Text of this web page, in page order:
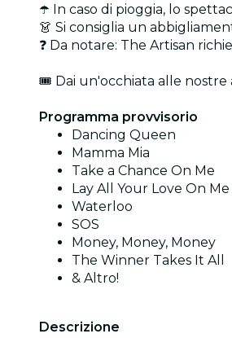
☂️ In caso di pioggia, lo
👗 Si consiglia un
❓ Da notare: The Artisan
🎟️ Dai un'occhiata alle nostre
Programma provvisorio
Dancing Queen
Mamma Mia
Take a Chance On Me
Lay All Your Love On Me
Waterloo
SOS
Money, Money, Money
The Winner Takes It All
& Altro!
Descrizione